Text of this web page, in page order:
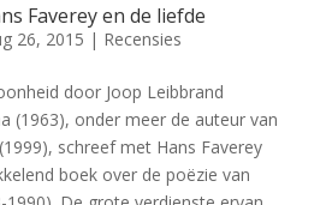
Faverey en de liefde
26, 2015 | Recensies
door Joop Leibbrand
(1963), onder meer de auteur van
schreef met Hans Faverey
boek over de poëzie van